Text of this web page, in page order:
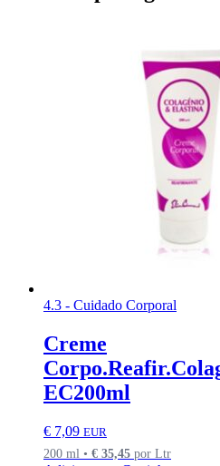
4.3 - Cuidado Corporal
Creme
EC200ml
€ 7,09 EUR
200 ml • € 35,45 por Ltr